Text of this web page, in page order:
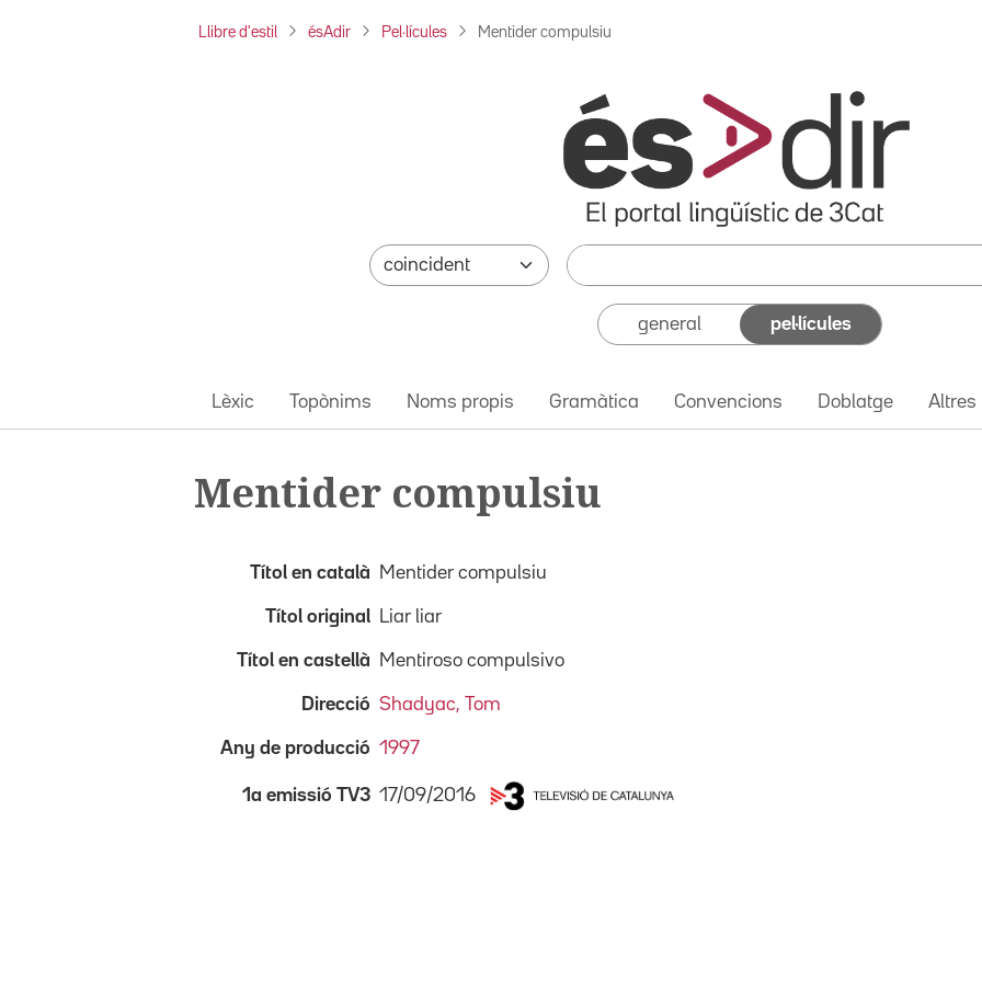
Llibre d'estil ésAdir Pel·lícules Mentider compulsiu
general pel·lícules
Lèxic Topònims Noms propis Gramàtica Convencions Doblatge Altres
Mentider compulsiu
Títol en català Mentider compulsiu
Títol original Liar liar
Títol en castellà Mentiroso compulsivo
Direcció Shadyac, Tom
Any de producció 1997
1a emissió TV3 17/09/2016